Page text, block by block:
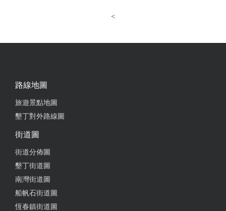
<
路線地圖
旅遊景點地圖
墾丁對外路線圖
街道圖
街道分佈圖
墾丁街道圖
南灣街道圖
船帆石街道圖
恆春鎮街道圖